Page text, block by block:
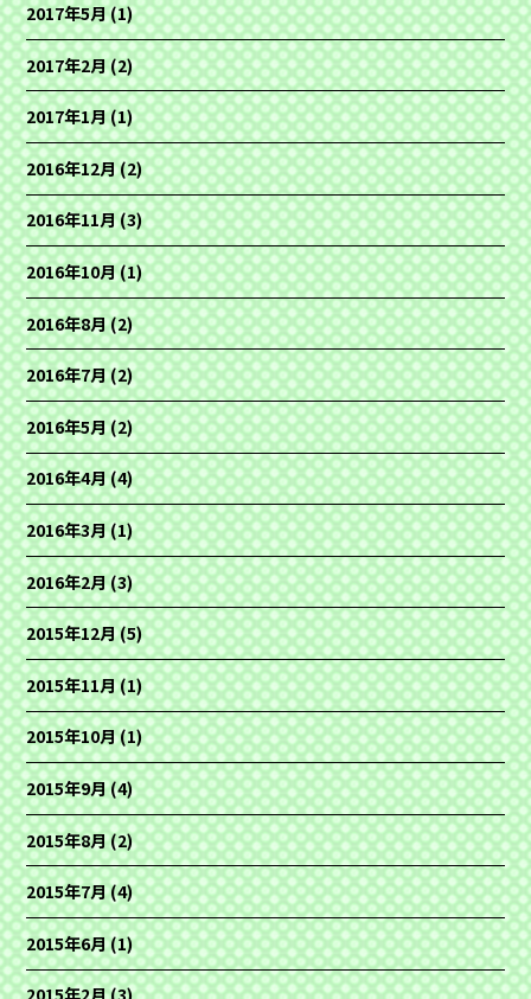
2017年5月(1)
2017年2月(2)
2017年1月(1)
2016年12月(2)
2016年11月(3)
2016年10月(1)
2016年8月(2)
2016年7月(2)
2016年5月(2)
2016年4月(4)
2016年3月(1)
2016年2月(3)
2015年12月(5)
2015年11月(1)
2015年10月(1)
2015年9月(4)
2015年8月(2)
2015年7月(4)
2015年6月(1)